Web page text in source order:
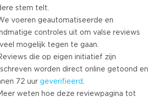
stem telt.
voeren geautomatiseerde en
controles uit om valse reviews
mogelijk tegen te gaan.
die op eigen initiatief zijn
worden direct online getoond en
72 uur geverifieerd.
weten hoe deze reviewpagina tot